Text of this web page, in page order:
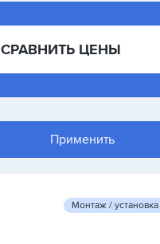
СРАВНИТЬ ЦЕНЫ
Монтаж / установка